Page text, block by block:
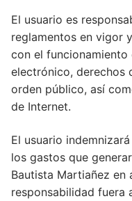
El usuario es
reglamentos en vigor
con el
electrónico, derechos
orden público, así
de Internet.
El usuario
los gastos que
Bautista Martiañez en
responsabilidad fuera